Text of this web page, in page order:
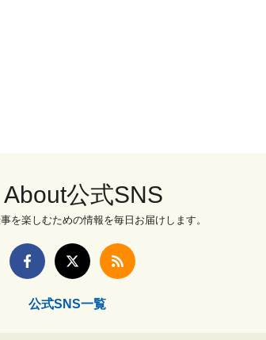
公式SNS
を楽しむための情報を毎日お届けします。
公式SNS一覧